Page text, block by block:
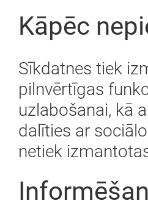
Kāpēc
Sīkdatnes tiek
pilnvērtīgas
uzlabošanai, kā
dalīties ar
netiek